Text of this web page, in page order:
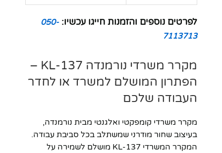
לפרטים נוספים והזמנות חייגו עכשיו: 050-
7113713
מקרר משרדי נורמנדה KL-137 –
הפתרון המושלם למשרד או לחדר
העבודה שלכם
מקרר משרדי קומפקטי ואלגנטי מבית נורמנדה,
בעיצוב שחור מודרני שמשתלב בכל סביבת עבודה.
המקרר המשרדי KL-137 מושלם לשמירה על